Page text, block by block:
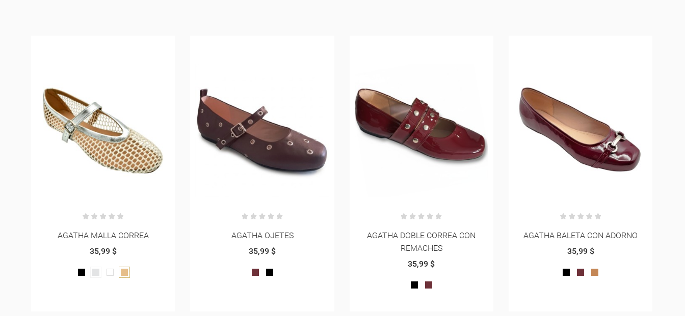
AGATHA OJETES
35,99 $
VINOTINTO
NEGRO
AGATHA DOBLE CORREA CON
REMACHES
AGATHA BALETA CON ADORNO
35,99 $
AGATHA CORREA LATERAL
35,99 $
NEGROCREMA